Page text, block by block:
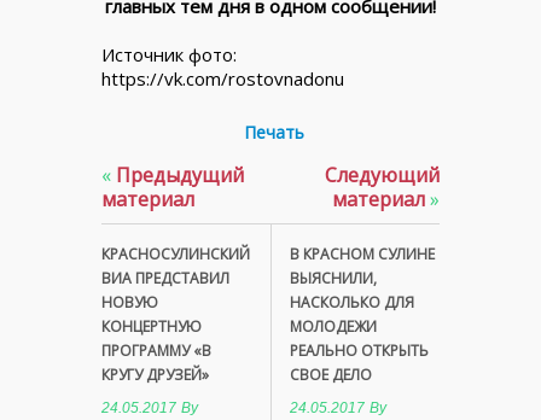
главных тем дня в одном сообщении!
Источник фото:
https://vk.com/rostovnadonu
Печать
« Предыдущий
материал
КРАСНОСУЛИНСКИЙ
ВИА ПРЕДСТАВИЛ
НОВУЮ
КОНЦЕРТНУЮ
ПРОГРАММУ «В
КРУГУ ДРУЗЕЙ»
24.05.2017 By
Следующий
материал»
В КРАСНОМ СУЛИНЕ
ВЫЯСНИЛИ,
НАСКОЛЬКО ДЛЯ
МОЛОДЕЖИ
РЕАЛЬНО ОТКРЫТЬ
СВОЕ ДЕЛО
24.05.2017 By